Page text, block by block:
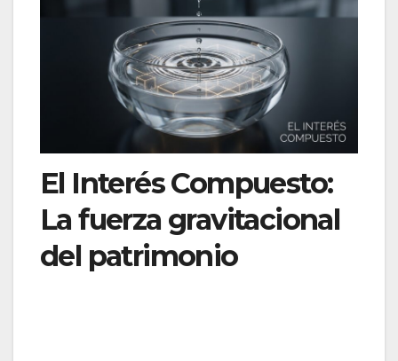
El Interés Compuesto:
La fuerza gravitacional
del patrimonio